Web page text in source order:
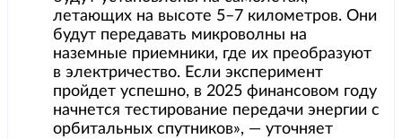
летающих на высоте 5–7 километров. Они
будут передавать микроволны на
наземные приемники, где их преобразуют
в электричество. Если эксперимент
пройдет успешно, в 2025 финансовом году
начнется тестирование передачи энергии с
орбитальных спутников», — уточняет